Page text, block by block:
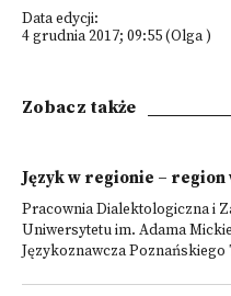
Data edycji:
4 grudnia 2017; 09:55 (Olga )
Zobacz także
Język w regionie – region
Pracownia Dialektologiczna i
Uniwersytetu im. Adama
Językoznawcza